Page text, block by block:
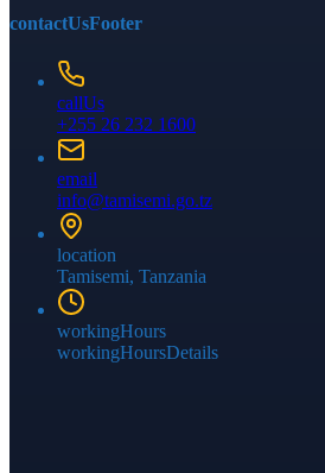
contactUsFooter
callUs
+255 26 232 1600
email
info@tamisemi.go.tz
location
Tamisemi, Tanzania
workingHours
workingHoursDetails